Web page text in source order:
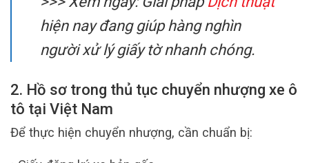
hiện nay đang giúp hàng nghìn
người xử lý giấy tờ nhanh chóng.
2. Hồ sơ trong thủ tục chuyển nhượng xe ô
tô tại Việt Nam
Để thực hiện chuyển nhượng, cần chuẩn bị: